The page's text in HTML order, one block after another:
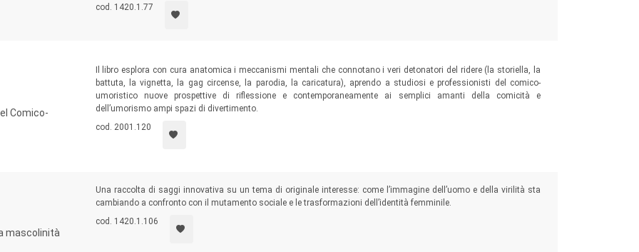
ha studiato medicina, psichiatria, musica e filosofia. Attualmente si dedica alla formazione
cod. 1420.1.77
Comico-
Il libro esplora con cura anatomica i meccanismi mentali che connotano i veri detonatori del ridere (la storiella, la
battuta, la vignetta, la gag circense, la parodia, la caricatura), aprendo a studiosi e professionisti del comico-
umoristico nuove prospettive di riflessione e contemporaneamente ai semplici amanti della comicità e
dell’umorismo ampi spazi di divertimento.
cod. 2001.120
mascolinità
Una raccolta di saggi innovativa su un tema di originale interesse: come l’immagine dell’uomo e della virilità sta
cambiando a confronto con il mutamento sociale e le trasformazioni dell’identità femminile.
cod. 1420.1.106